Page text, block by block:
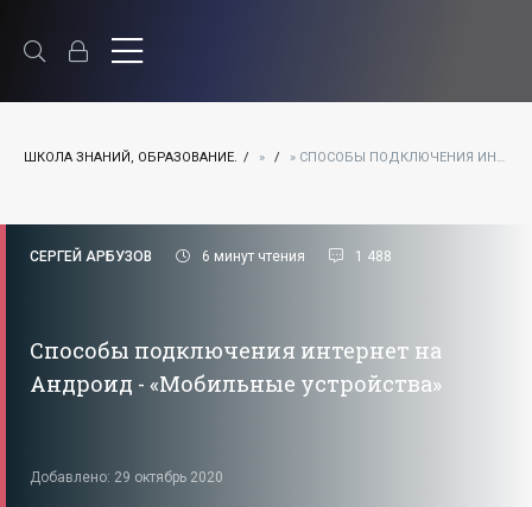
ШКОЛА ЗНАНИЙ, ОБРАЗОВАНИЕ. » » СПОСОБЫ ПОДКЛЮЧЕНИЯ ИНТЕРНЕТ НА АНДРОИД - «МОБИЛЬНЫЕ УСТРОЙСТВА»
СЕРГЕЙ АРБУЗОВ 6 минут чтения 1 488
Способы подключения интернет на
Андроид - «Мобильные устройства»
Добавлено: 29 октябрь 2020